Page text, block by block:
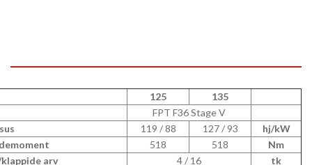
125
135
FPT F36 Stage V
119 / 88 127 / 93
hj/kW
518 518
Nm
arv
4 / 16
tk